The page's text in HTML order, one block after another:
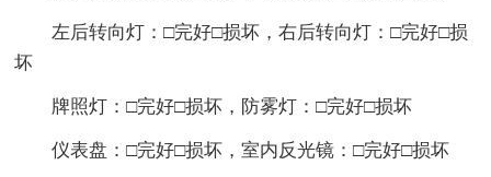
左后转向灯：□完好□损坏，右后转向灯：□完好□损
坏
牌照灯：□完好□损坏，防雾灯：□完好□损坏
仪表盘：□完好□损坏，室内反光镜：□完好□损坏